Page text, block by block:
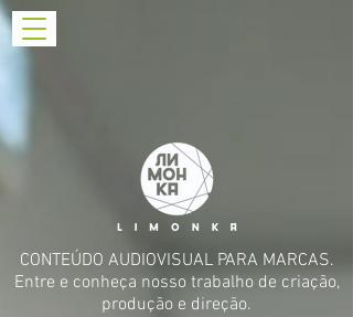
CONTEÚDO AUDIOVISUAL PARA MARCAS.
Entre e conheça nosso trabalho de criação,
produção e direção.